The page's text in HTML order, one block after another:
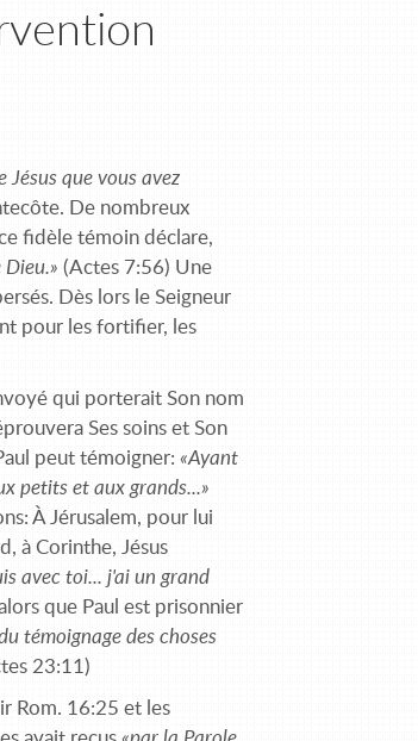
que vous avez
De nombreux
fidèle témoin déclare,
(Actes 7:56) Une
Dès lors le Seigneur
pour les fortifier, les
qui porterait Son nom
Ses soins et Son
peut témoigner:«Ayant
petits et aux grands...»
À Jérusalem, pour lui
à Corinthe, Jésus
avec toi... j'ai un grand
que Paul est prisonnier
témoignage des choses
23:11)
Rom. 16:25 et les